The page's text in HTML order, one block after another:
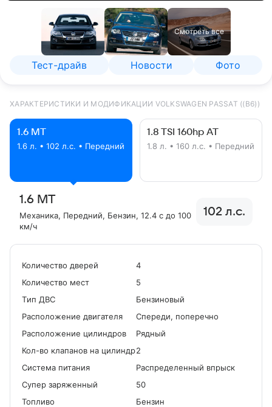
Смотреть все
Тест-драйв Новости Фото
ХАРАКТЕРИСТИКИ И МОДИФИКАЦИИ VOLKSWAGEN PASSAT ((B6))
1.6 MT
1.6 л. • 102 л.с. • Передний
1.8 TSI 160hp AT
1.8 л. • 160 л.с. • Передний
1.6 MT
Механика, Передний, Бензин, 12.4 с до 100
км/ч
102 л.с.
Количество дверей
4
Количество мест
5
Tип ДВС
Бензиновый
Расположение двигателя
Спереди, поперечно
Расположение цилиндров
Рядный
Кол-во клапанов на цилиндр2
Система питания
Распределенный впрыск
Cупер заряженный
50
Топливо
Бензин